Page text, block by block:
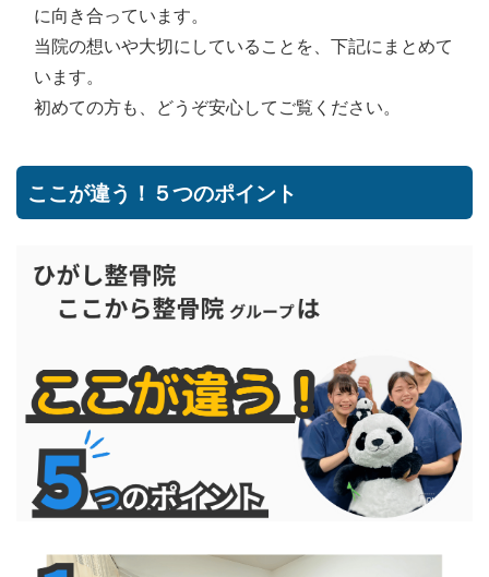
に向き合っています。
当院の想いや大切にしていることを、下記にまとめて
います。
初めての方も、どうぞ安心してご覧ください。
ここが違う！５つのポイント